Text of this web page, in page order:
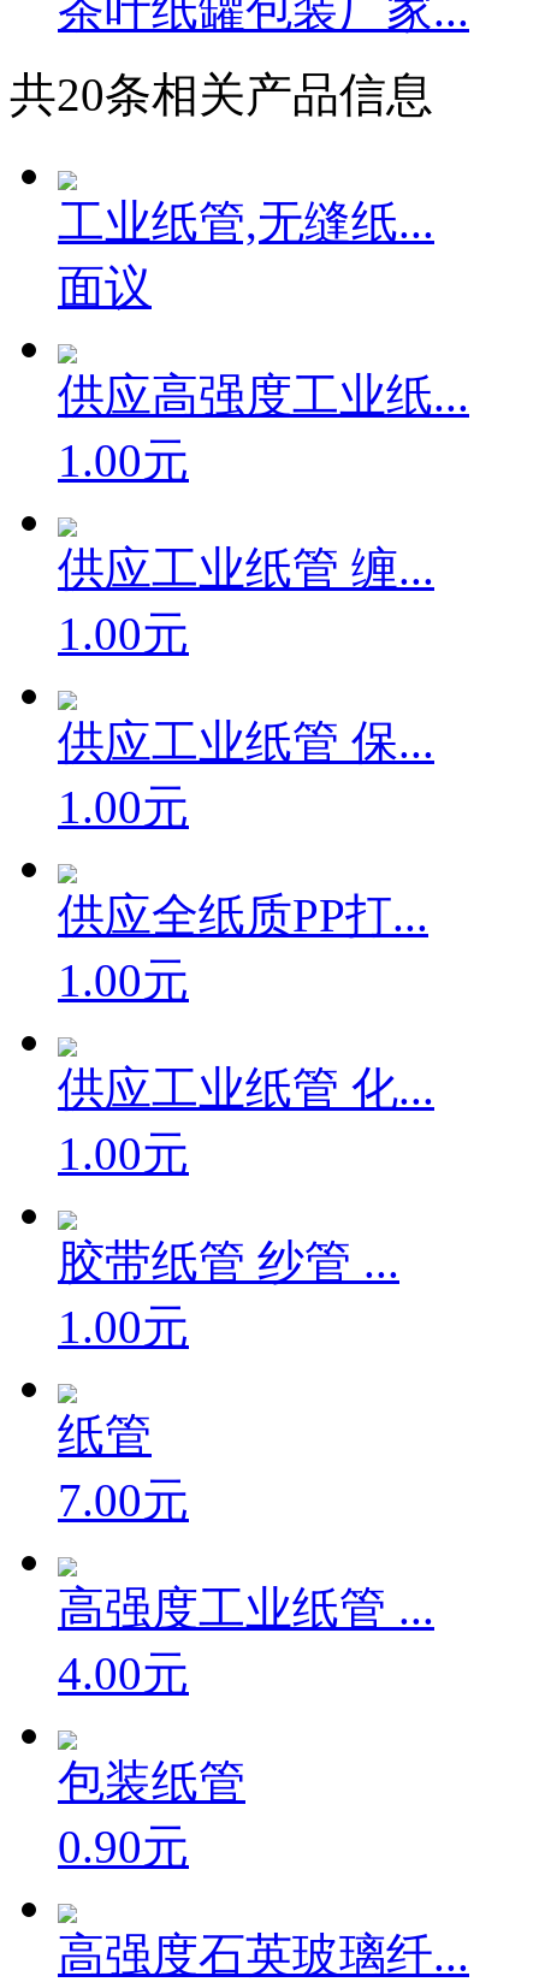
共20条相关产品信息
工业纸管,无缝纸...
面议
供应高强度工业纸...
1.00元
供应工业纸管 缠...
1.00元
供应工业纸管 保...
1.00元
供应全纸质PP打...
1.00元
供应工业纸管 化...
1.00元
胶带纸管 纱管 ...
1.00元
纸管
7.00元
高强度工业纸管 ...
4.00元
包装纸管
0.90元
高强度石英玻璃纤...